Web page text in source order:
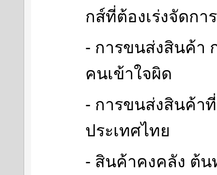
กส์ที่ต้องเร่งจัดการ
- การขนส่งสินค้า
คนเข้าใจผิด
- การขนส่งสินค้า
ประเทศไทย
- สินค้าคงคลัง ต้